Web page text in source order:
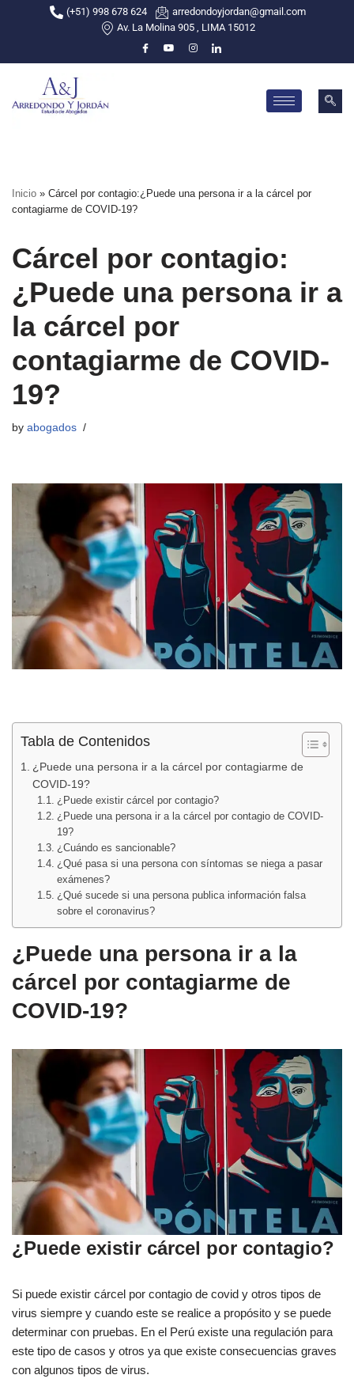
to
content
(+51) 998 678 624
arredondoyjordan@gmail.com
Av. La Molina 905 , LIMA 15012
Inicio » Cárcel por contagio:¿Puede una persona ir a la cárcel por
contagiarme de COVID-19?
Cárcel por contagio:
¿Puede una persona ir a
la cárcel por
contagiarme de COVID-
19?
by abogados
Tabla de Contenidos
¿Puede una persona ir a la cárcel por contagiarme de
COVID-19?
¿Puede existir cárcel por contagio?
¿Puede una persona ir a la cárcel por contagio de COVID-
19?
¿Cuándo es sancionable?
¿Qué pasa si una persona con síntomas se niega a pasar
exámenes?
¿Qué sucede si una persona publica información falsa
sobre el coronavirus?
¿Puede una persona ir a la
cárcel por contagiarme de
COVID-19?
¿Puede existir cárcel por contagio?
Si puede existir cárcel por contagio de covid y otros tipos de
virus siempre y cuando este se realice a propósito y se puede
determinar con pruebas. En el Perú existe una regulación para
este tipo de casos y otros ya que existe consecuencias graves
con algunos tipos de virus.